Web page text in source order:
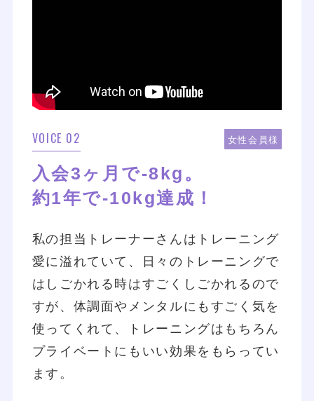
VOICE 02 女性会員様
入会3ヶ月で-8kg。
約1年で-10kg達成！
私の担当トレーナーさんはトレーニング
愛に溢れていて、日々のトレーニングで
はしごかれる時はすごくしごかれるので
すが、体調面やメンタルにもすごく気を
使ってくれて、トレーニングはもちろん
プライベートにもいい効果をもらってい
ます。